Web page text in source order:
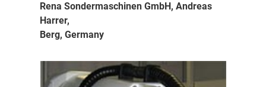
Rena Sondermaschinen GmbH, Andreas
Harrer,
Berg, Germany